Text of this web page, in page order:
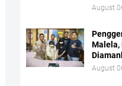
August
Malela,
August